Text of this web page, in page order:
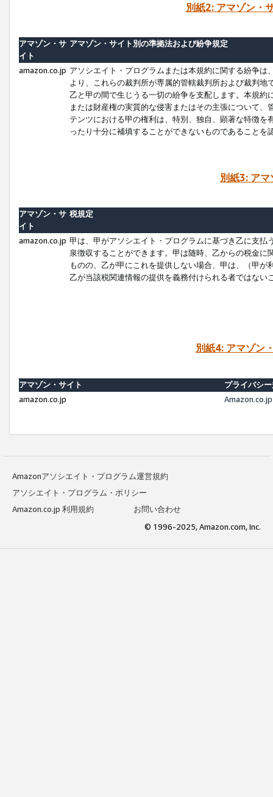
別紙2: アマゾン・
アマゾン・サ
イト
アマゾン・サイト別の準拠法および紛争規定
amazon.co.jp アソシエイト・プログラムまたは本規約に関する紛争
より、これらの裁判所が専属的管轄裁判所および裁判
乙と甲の間で生じうる一切の紛争を支配します。本規
または財産権の実質的な侵害またはその主張について
テンツにおける甲の権利は、特別、独自、顕著な特徴
ったり十分に補填することができないものであることを
別紙3: ア
アマゾン・サ
イト
税規定
amazon.co.jp 甲は、甲がアソシエイト・プログラムに基づき乙に支
泉徴収することができます。甲は随時、乙からの税金
ものの、乙が甲にこれを提供しない場合、甲は、（甲
乙が当該税関連情報の提供を義務付けられる者ではな
別紙4: アマゾン
アマゾン・サイト
プライバシ
amazon.co.jp
Amazonアソシエイト・プログラム運営規約
アソシエイト・プログラム・ポリシー
Amazon.co.jp 利用規約
お問い合わせ
© 1996-2025, Amazon.com, Inc.